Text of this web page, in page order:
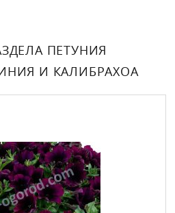
ПЕТУНИЯ
И КАЛИБРАХОА